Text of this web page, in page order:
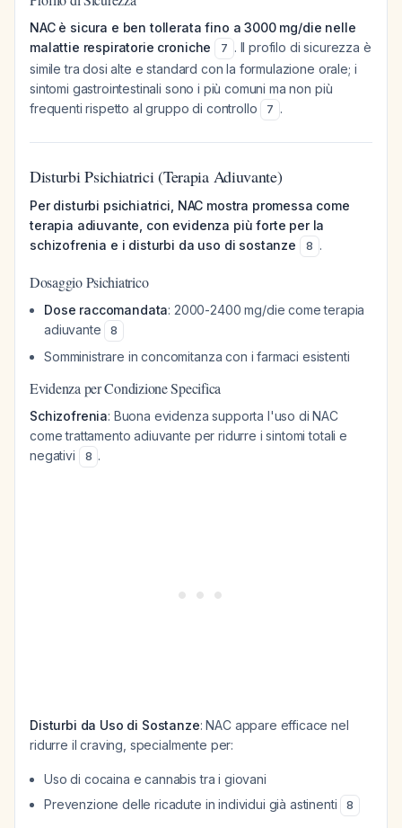
NAC è sicura e ben tollerata fino a 3000 mg/die nelle
malattie respiratorie croniche
7 . Il profilo di sicurezza è
simile tra dosi alte e standard con la formulazione orale; i
sintomi gastrointestinali sono i più comuni ma non più
frequenti rispetto al gruppo di controllo
7 .
Disturbi Psichiatrici (Terapia Adiuvante)
Per disturbi psichiatrici, NAC mostra promessa come
terapia adiuvante, con evidenza più forte per la
schizofrenia e i disturbi da uso di sostanze
8 .
Dosaggio Psichiatrico
Dose raccomandata: 2000-2400 mg/die come terapia
adiuvante
8
Somministrare in concomitanza con i farmaci esistenti
Evidenza per Condizione Specifica
Schizofrenia: Buona evidenza supporta l'uso di NAC
come trattamento adiuvante per ridurre i sintomi totali e
negativi
8 .
Disturbi da Uso di Sostanze: NAC appare efficace nel
ridurre il craving, specialmente per:
Uso di cocaina e cannabis tra i giovani
Prevenzione delle ricadute in individui già astinenti
8